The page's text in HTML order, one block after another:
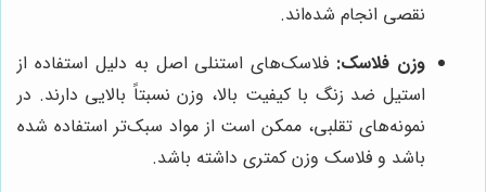
نقصی انجام شده‌اند.
وزن فلاسک: فلاسک‌های استنلی اصل به دلیل استفاده از
استیل ضد زنگ با کیفیت بالا، وزن نسبتاً بالایی دارند. در
نمونه‌های تقلبی، ممکن است از مواد سبک‌تر استفاده شده
باشد و فلاسک وزن کمتری داشته باشد.